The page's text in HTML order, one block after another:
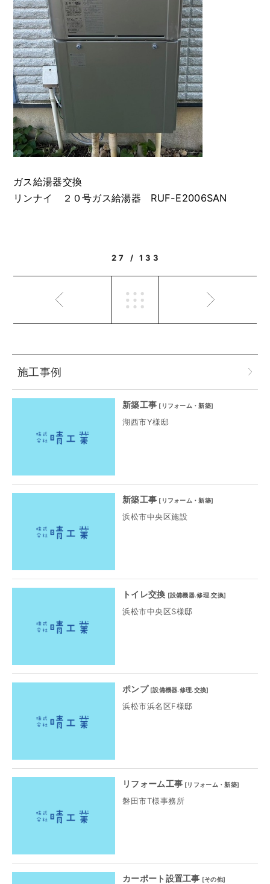
ガス給湯器交換
リンナイ ２０号ガス給湯器 RUF-E2006SAN
27 / 133
施工事例
新築工事 [ リフォーム・新築]
湖西市Y様邸
新築工事 [ リフォーム・新築]
浜松市中央区施設
トイレ交換 [設備機器.修理.交換]
浜松市中央区S様邸
ポンプ [設備機器.修理.交換]
浜松市浜名区F様邸
リフォーム工事 [リフォーム・新築]
磐田市T様事務所
カーポート設置工事 [その他]